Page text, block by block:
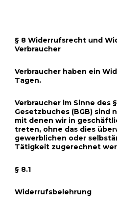
§ 8 Widerrufsrecht und
Verbraucher
Verbraucher haben ein
Tagen.
Verbraucher im Sinne des
Gesetzbuches (BGB) sind
mit denen wir in
treten, ohne das dies
gewerblichen oder
Tätigkeit zugerechnet
§ 8.1
Widerrufsbelehrung